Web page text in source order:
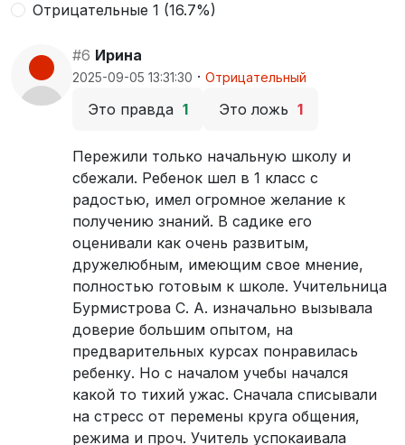
Отрицательные 1 (16.7%)
#6 Ирина
2025-09-05 13:31:30 · Отрицательный
Это правда 1 Это ложь 1
Пережили только начальную школу и
сбежали. Ребенок шел в 1 класс с
радостью, имел огромное желание к
получению знаний. В садике его
оценивали как очень развитым,
дружелюбным, имеющим свое мнение,
полностью готовым к школе. Учительница
Бурмистрова С. А. изначально вызывала
доверие большим опытом, на
предварительных курсах понравилась
ребенку. Но с началом учебы начался
какой то тихий ужас. Сначала списывали
на стресс от перемены круга общения,
режима и проч. Учитель успокаивала